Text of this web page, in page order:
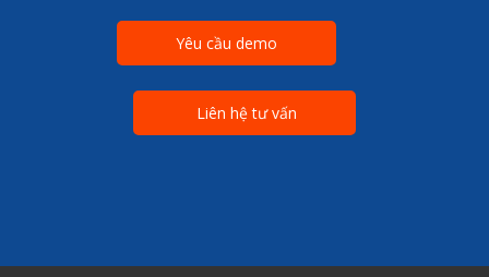
Yêu cầu demo
Liên hệ tư vấn